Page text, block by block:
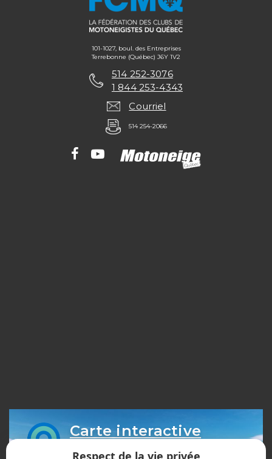
101-1027, boul. des Entreprises
Terrebonne (Québec) J6Y 1V2
514 252-3076
1 844 253-4343
Courriel
514 254-2066
Carte interactive
des sentiers
Respect de la vie privée